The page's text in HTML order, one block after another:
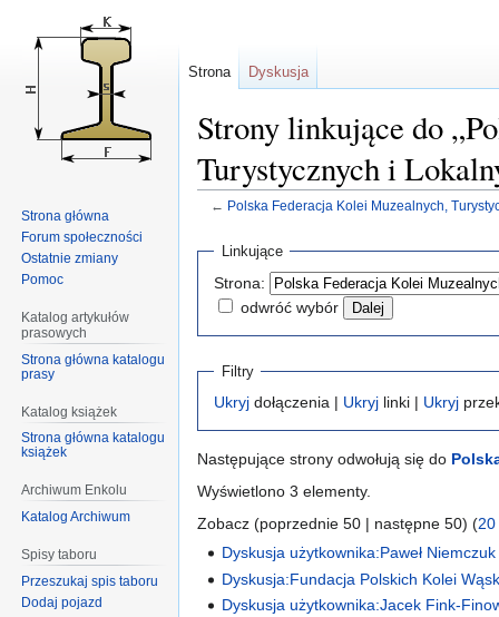
Strony linkujące do
Turystycznych i
← Polska Federacja Kolei Muzealnych,
Przejdź
nawigacji
Przejdź
wyszukiwania
Linkujące
Strona:
odwróć wybór
Filtry
Ukryj dołączenia | Ukryj linki | Ukryj
Następujące strony odwołują się do
Wyświetlono 3 elementy.
Zobacz (poprzednie 50 | następne 50) (20
Dyskusja użytkownika:Paweł Niemczuk
Dyskusja:Fundacja Polskich Kolei
Dyskusja użytkownika:Jacek Fink-
Strona Dyskusja
Strona główna
Forum społeczności
Ostatnie zmiany
Pomoc
Katalog artykułów
prasowych
Strona główna katalogu
prasy
Katalog książek
Strona główna katalogu
książek
Archiwum Enkolu
Katalog Archiwum
Spisy taboru
Przeszukaj spis taboru
Dodaj pojazd